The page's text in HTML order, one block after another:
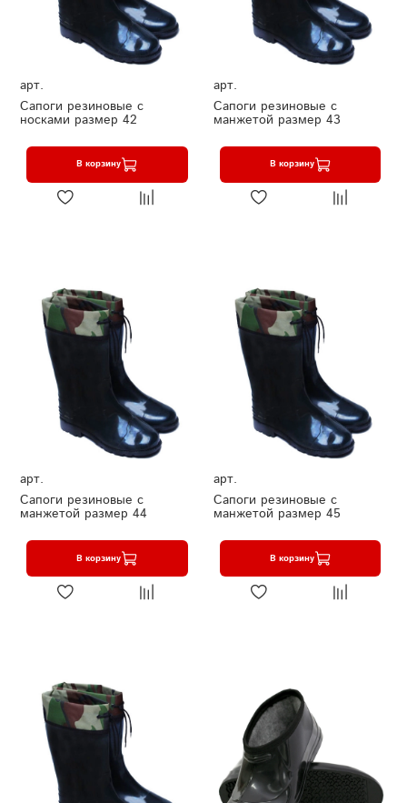
арт.
Сапоги резиновые с
носками размер 42
В корзину
арт.
Сапоги резиновые с
манжетой размер 43
В корзину
арт.
Сапоги резиновые с
манжетой размер 44
В корзину
арт.
Сапоги резиновые с
манжетой размер 45
В корзину